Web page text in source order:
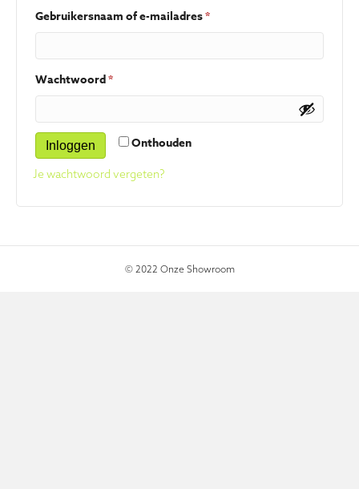
Gebruikersnaam of e-mailadres*Vereist
Wachtwoord*Vereist
Onthouden
Inloggen
Je wachtwoord vergeten?
© 2022 Onze Showroom